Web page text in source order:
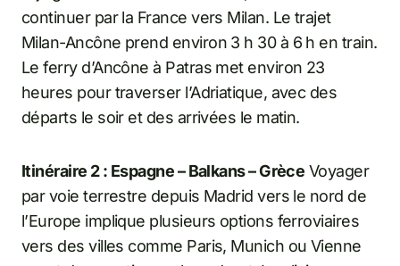
continuer par la France vers Milan. Le trajet
Milan-Ancône prend environ 3 h 30 à 6 h en train.
Le ferry d’Ancône à Patras met environ 23
heures pour traverser l’Adriatique, avec des
départs le soir et des arrivées le matin.
Itinéraire 2 : Espagne – Balkans – Grèce Voyager
par voie terrestre depuis Madrid vers le nord de
l’Europe implique plusieurs options ferroviaires
vers des villes comme Paris, Munich ou Vienne